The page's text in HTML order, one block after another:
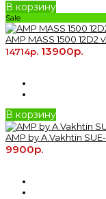
В корзину
Sale
AMP MASS 1500 12D2
14714р. 13900р.
В корзину
AMP by A.Vakhtin SUE-
9900р.